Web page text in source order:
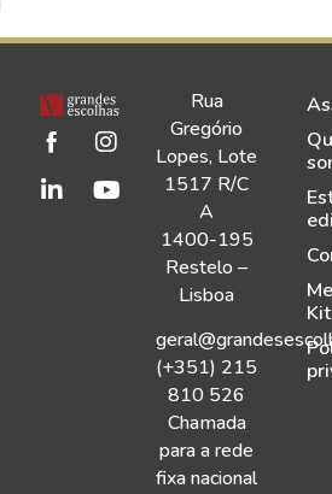
Rua
Gregório
Lopes, Lote
1517 R/C
A
1400-195
Restelo –
Lisboa
(+351) 215
810 526
Chamada
para a rede
fixa nacional
Kit